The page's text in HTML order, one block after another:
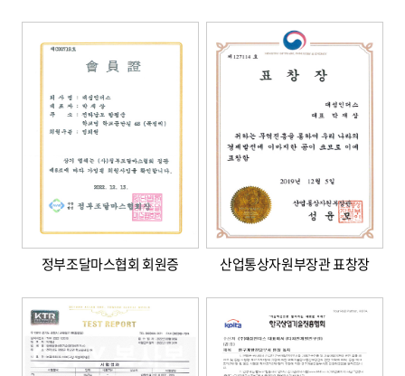
정부조달마스협회 회원증 산업통상자원부장관 표창장